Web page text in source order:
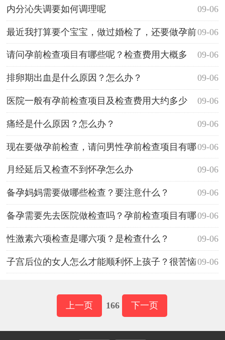
费用多少呢？ 09-06
内分沁失调要如何调理呢
09-06
最近我打算要个宝宝，做过婚检了，还要做孕前
检查吗？ 09-06
请问孕前检查项目有哪些呢？检查费用大概多
少？ 09-06
排卵期出血是什么原因？怎么办？
09-06
医院一般有孕前检查项目及检查费用大约多少
呢？ 09-06
痛经是什么原因？怎么办？
09-06
现在要做孕前检查，请问男性孕前检查项目有哪
些？ 09-06
月经延后又检查不到怀孕怎么办
09-06
备孕妈妈需要做哪些检查？要注意什么？
09-06
备孕需要先去医院做检查吗？孕前检查项目有哪
些及费用多少？ 09-06
性激素六项检查是哪六项？是检查什么？
09-06
子宫后位的女人怎么才能顺利怀上孩子？很苦恼
上一页 166 下一页